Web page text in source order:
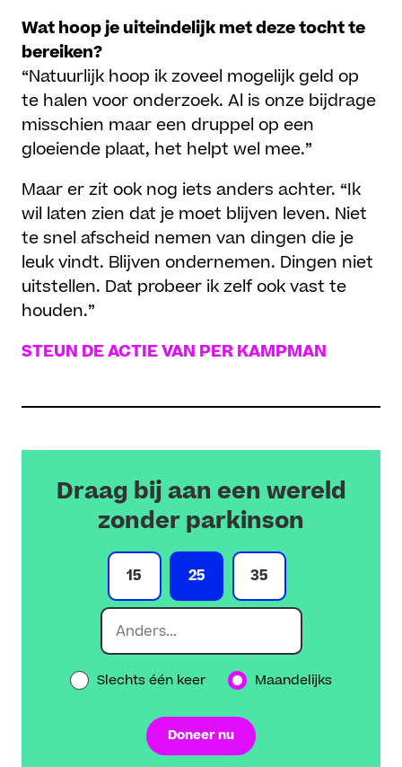
Wat hoop je uiteindelijk met deze tocht te
bereiken?
“Natuurlijk hoop ik zoveel mogelijk geld op
te halen voor onderzoek. Al is onze bijdrage
misschien maar een druppel op een
gloeiende plaat, het helpt wel mee.”
Maar er zit ook nog iets anders achter. “Ik
wil laten zien dat je moet blijven leven. Niet
te snel afscheid nemen van dingen die je
leuk vindt. Blijven ondernemen. Dingen niet
uitstellen. Dat probeer ik zelf ook vast te
houden.”
STEUN DE ACTIE VAN PER KAMPMAN
Draag bij aan een wereld
zonder parkinson
15 25 35
Slechts één keer Maandelijks
Doneer nu